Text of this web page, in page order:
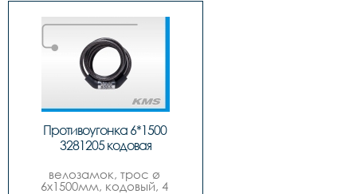
Противоугонка 6*1500
3281205 кодовая
велозамок, трос ø
6x1500мм, кодовый, 4